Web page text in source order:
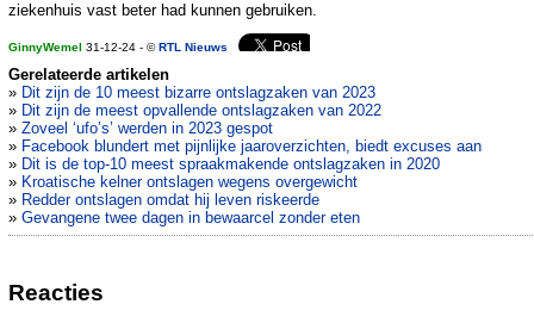
ziekenhuis vast beter had kunnen gebruiken.
GinnyWemel 31-12-24 - ©RTL Nieuws
Gerelateerde artikelen
» Dit zijn de 10 meest bizarre ontslagzaken van 2023
» Dit zijn de meest opvallende ontslagzaken van 2022
» Zoveel ‘ufo’s’ werden in 2023 gespot
» Facebook blundert met pijnlijke jaaroverzichten, biedt excuses aan
» Dit is de top-10 meest spraakmakende ontslagzaken in 2020
» Kroatische kelner ontslagen wegens overgewicht
» Redder ontslagen omdat hij leven riskeerde
» Gevangene twee dagen in bewaarcel zonder eten
Reacties